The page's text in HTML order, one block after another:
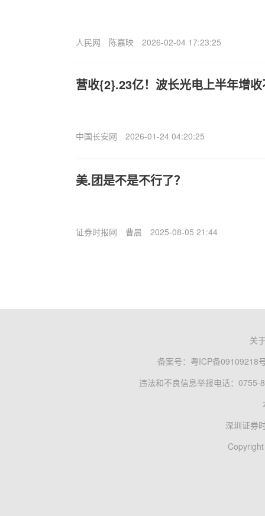
人民网 陈嘉映 2026-02-04 17:23:25
营收{2}.23亿！波长光电上半年增
中国长安网 2026-01-24 04:20:25
美.团是不是不行了？
证券时报网 曹晨 2025-08-05 21:44
关
备案号： 粤ICP备09109218
违法和不良信息举报电话：0755-
深圳证券